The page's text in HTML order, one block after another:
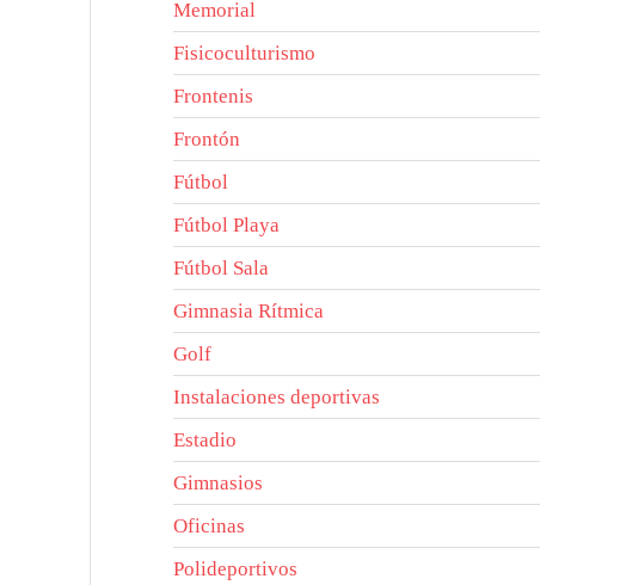
Memorial
Fisicoculturismo
Frontenis
Frontón
Fútbol
Fútbol Playa
Fútbol Sala
Gimnasia Rítmica
Golf
Instalaciones deportivas
Estadio
Gimnasios
Oficinas
Polideportivos